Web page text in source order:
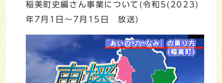
稲美町史編さん事業について(令和5(2023)
年7月1日～7月15日 放送)